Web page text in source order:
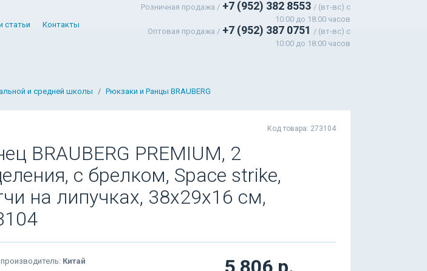
статьи Контакты
Розничная продажа / +7 (952) 382 8553 / (вт-вс) c
10:00 до 18:00 часов
Оптовая продажа / +7 (952) 387 0751 / (вт-вс) с
10:00 до 18:00 часов
и средней школы Рюкзаки и Ранцы BRAUBERG
Код товара: 273104
BRAUBERG PREMIUM, 2
с брелком, Space strike,
на липучках, 38х29х16 см,
Китай